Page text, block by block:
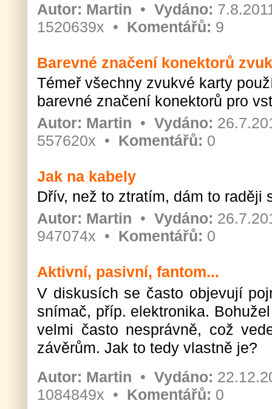
Autor: Martin • Vydáno:
1520639x • Komentářů: 9
Barevné značení konektorů
Témeř všechny zvukvé karty
barevné značení konektorů pro
Autor: Martin • Vydáno:
557620x • Komentářů: 0
Jak na kabely
Dřív, než to ztratím, dám to raději
Autor: Martin • Vydáno:
947074x • Komentářů: 0
Aktivní, pasivní, fantom...
V diskusích se často objevují
snímač, příp. elektronika.
velmi často nesprávně, což
závěrům. Jak to tedy vlastně je?
Autor: Martin • Vydáno:
1084849x • Komentářů: 0